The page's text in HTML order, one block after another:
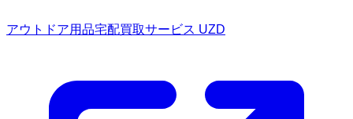
アウトドア用品宅配買取サービス UZD